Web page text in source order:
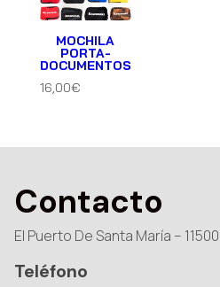
MOCHILA
PORTA-
DOCUMENTOS
16,00€
Contacto
El Puerto De Santa María –
Teléfono